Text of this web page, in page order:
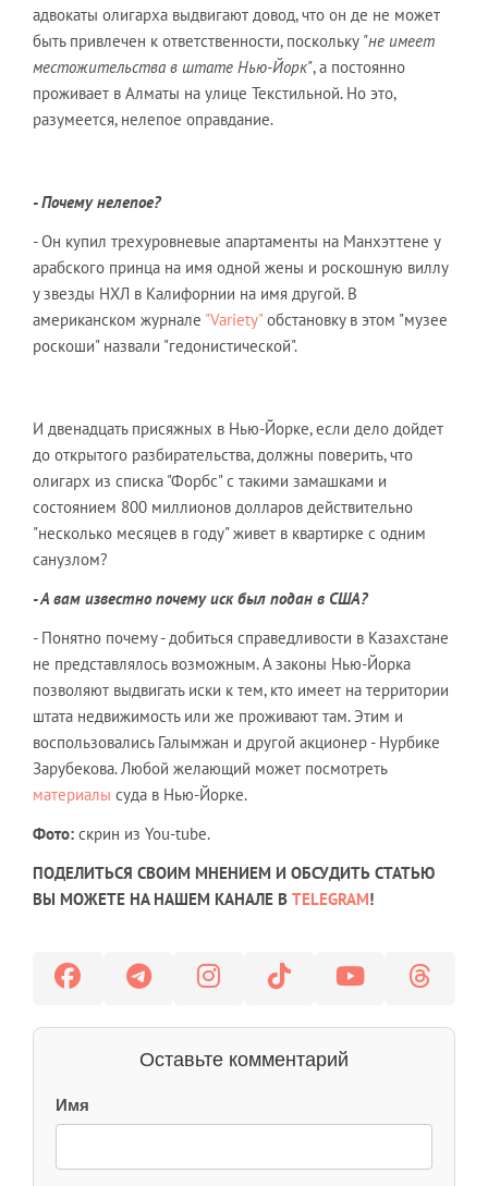
адвокаты олигарха выдвигают довод, что он де не может
быть привлечен к ответственности, поскольку "не имеет
местожительства в штате Нью-Йорк", а постоянно
проживает в Алматы на улице Текстильной. Но это,
разумеется, нелепое оправдание.
- Почему нелепое?
- Он купил трехуровневые апартаменты на Манхэттене у
арабского принца на имя одной жены и роскошную виллу
у звезды НХЛ в Калифорнии на имя другой. В
американском журнале "Variety"обстановку в этом "музее
роскоши" назвали "гедонистической".
И двенадцать присяжных в Нью-Йорке, если дело дойдет
до открытого разбирательства, должны поверить, что
олигарх из списка "Форбс" с такими замашками и
состоянием 800 миллионов долларов действительно
"несколько месяцев в году" живет в квартирке с одним
санузлом?
- А вам известно почему иск был подан в США?
- Понятно почему - добиться справедливости в Казахстане
не представлялось возможным. А законы Нью-Йорка
позволяют выдвигать иски к тем, кто имеет на территории
штата недвижимость или же проживают там. Этим и
воспользовались Галымжан и другой акционер - Нурбике
Зарубекова. Любой желающий может посмотреть
материалы суда в Нью-Йорке.
Фото: скрин из You-tube.
ПОДЕЛИТЬСЯ СВОИМ МНЕНИЕМ И ОБСУДИТЬ СТАТЬЮ
ВЫ МОЖЕТЕ НА НАШЕМ КАНАЛЕ В TELEGRAM!
Оставьте комментарий
Имя